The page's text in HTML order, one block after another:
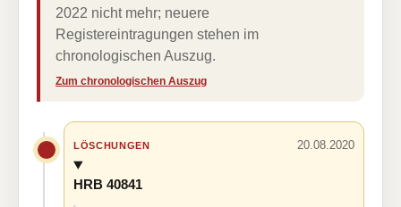
2022 nicht mehr; neuere
Registereintragungen stehen im
chronologischen Auszug.
Zum chronologischen Auszug
LÖSCHUNGEN 20.08.2020
HRB 40841